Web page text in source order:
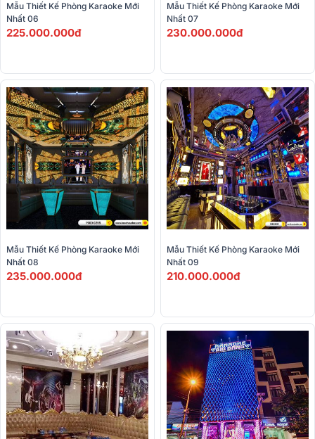
Mẫu Thiết Kế Phòng Karaoke Mới
Nhất 06
225.000.000đ
Mẫu Thiết Kế Phòng Karaoke Mới
Nhất 07
230.000.000đ
Mẫu Thiết Kế Phòng Karaoke Mới
Nhất 08
235.000.000đ
Mẫu Thiết Kế Phòng Karaoke Mới
Nhất 09
210.000.000đ